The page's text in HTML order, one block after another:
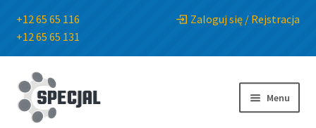
+12 65 65 116
+12 65 65 131
Zaloguj się / Rejstracja
Przejdź
do
nawigacji
Przejdź
do
treści
Menu